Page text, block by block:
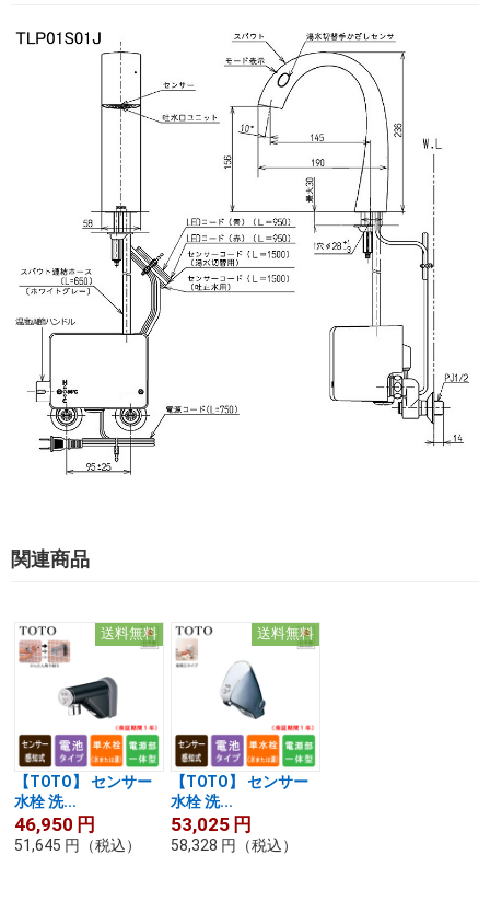
関連商品
送料無料
【TOTO】 センサー
水栓 洗...
46,950 円
51,645 円 （税込）
送料無料
【TOTO】 センサー
水栓 洗...
53,025 円
58,328 円 （税込）